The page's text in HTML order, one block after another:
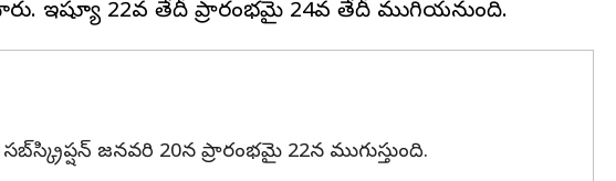
జనవరి 20న ప్రారంభమై 22న ముగుస్తుంది.